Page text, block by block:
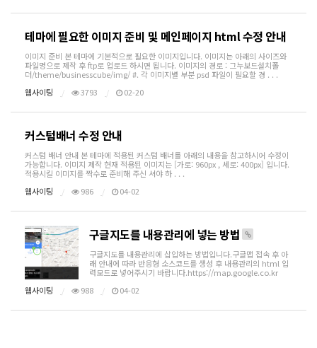
테마에 필요한 이미지 준비 및 메인페이지 html 수정 안내
이미지 준비 본 테마에 기본적으로 필요한 이미지입니다. 이미지는 아래의 사이즈와
파일명으로 제작 후 ftp로 업로드 하시면 됩니다. 이미지의 경로 : 그누보드설치폴
더/theme/businesscube/img/ #. 각 이미지별 부분 psd 파일이 필요할 경 . . .
웹사이팅
3793 02-20
커스텀배너 수정 안내
커스텀 배너 안내 본 테마에 적용된 커스텀 배너를 아래의 내용을 참고하시어 수정이
가능합니다. 이미지 제작 현재 적용된 이미지는 [가로: 960px , 세로: 400px] 입니다.
적용시킬 이미지를 짝수로 준비해 주신 셔야 하 . . .
웹사이팅
986 04-02
구글지도를 내용관리에 넣는 방법
구글지도를 내용관리에 삽입하는 방법입니다.구글맵 접속 후 아
래 안내에 따라 반응형 소스코드를 생성 후 내용관리의 html 입
력모드로 넣어주시기 바랍니다.https://map.google.co.kr
웹사이팅
988 04-02